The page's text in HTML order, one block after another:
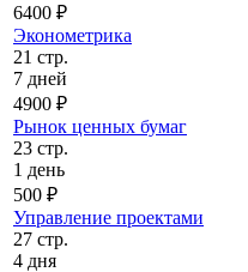
6400 ₽
Эконометрика
21 стр.
7 дней
4900 ₽
Рынок ценных бумаг
23 стр.
1 день
500 ₽
Управление проектами
27 стр.
4 дня